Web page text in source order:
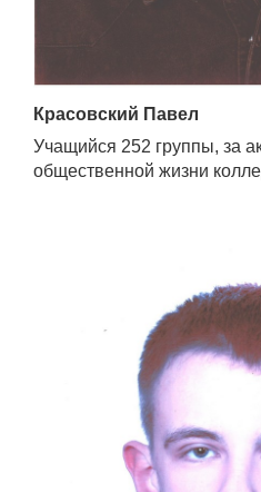
Красовский Павел
Учащийся 252 группы, за
общественной жизни